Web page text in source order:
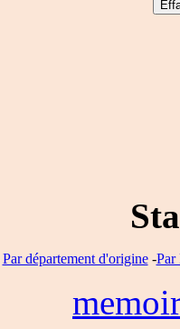
Par département d'origine-Par